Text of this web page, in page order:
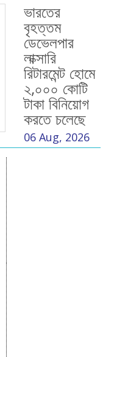
ভারতের
বৃহত্তম
ডেভেলপার
লাক্সারি
রিটারমেন্ট হোমে
২,০০০ কোটি
টাকা বিনিয়োগ
করতে চলেছে
06 Aug, 2026